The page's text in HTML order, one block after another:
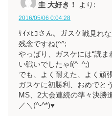
圭 大好き！ より:
2016/05/06 0:04:28
ｹｲﾒﾋｺさん、ガスケ戦見れ
残念ですね(^^;
やっぱり、ガスケには“読ま
い戦いでしたゃf(^_^;)
でも、よく耐えた、よく頑
ガスケに初勝利、おめでと
MS、2大会連続の準々決勝
／＼(^-^*)♥